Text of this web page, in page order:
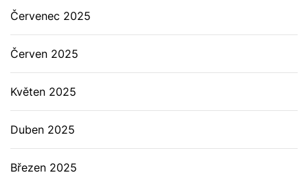
Červenec 2025
Červen 2025
Květen 2025
Duben 2025
Březen 2025